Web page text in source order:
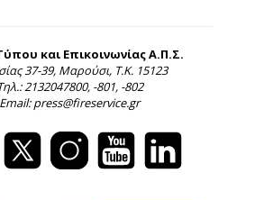
και Επικοινωνίας Α.Π.Σ.
37-39, Μαρούσι, Τ.Κ. 15123
2132047800, -801, -802
Email: press@fireservice.gr